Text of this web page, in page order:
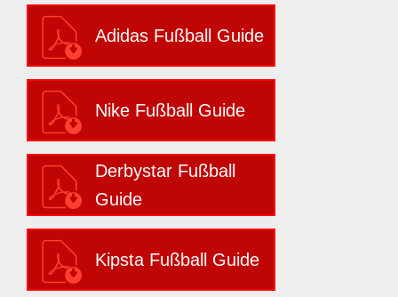
Adidas Fußball Guide
Nike Fußball Guide
Derbystar Fußball
Guide
Kipsta Fußball Guide